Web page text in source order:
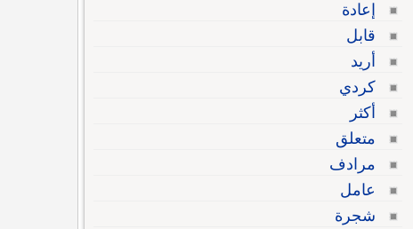
إعادة
قابل
أريد
كردي
أكثر
متعلق
مرادف
عامل
شجرة